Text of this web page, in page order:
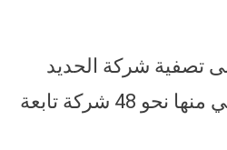
تصفية شركة الحديد
والصلب ضمن خطة تستهدف وضع خطط لحل الأزمات التي تعاني منها نحو 48 شركة تابعة